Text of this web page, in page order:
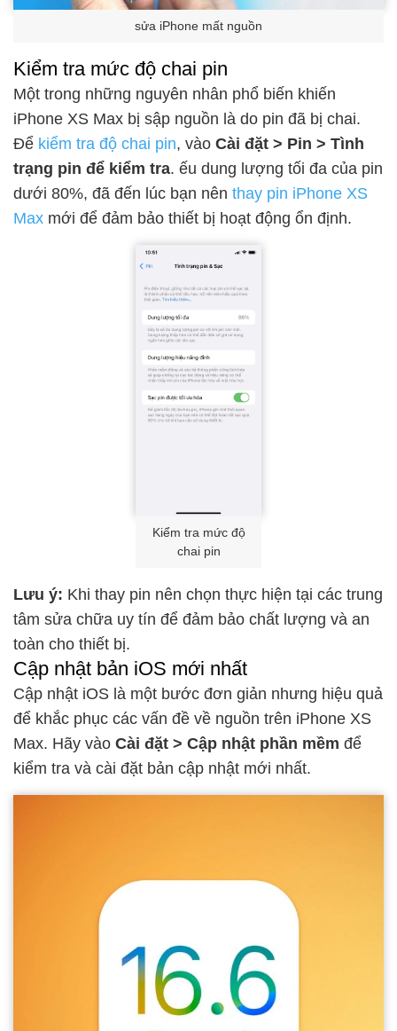
sửa iPhone mất nguồn
Kiểm tra mức độ chai pin
Một trong những nguyên nhân phổ biến khiến
iPhone XS Max bị sập nguồn là do pin đã bị chai.
Để kiểm tra độ chai pin, vào Cài đặt > Pin > Tình
trạng pin để kiểm tra. ếu dung lượng tối đa của pin
dưới 80%, đã đến lúc bạn nên thay pin iPhone XS
Max mới để đảm bảo thiết bị hoạt động ổn định.
Kiểm tra mức độ
chai pin
Lưu ý: Khi thay pin nên chọn thực hiện tại các trung
tâm sửa chữa uy tín để đảm bảo chất lượng và an
toàn cho thiết bị.
Cập nhật bản iOS mới nhất
Cập nhật iOS là một bước đơn giản nhưng hiệu quả
để khắc phục các vấn đề về nguồn trên iPhone XS
Max. Hãy vào Cài đặt > Cập nhật phần mềm để
kiểm tra và cài đặt bản cập nhật mới nhất.